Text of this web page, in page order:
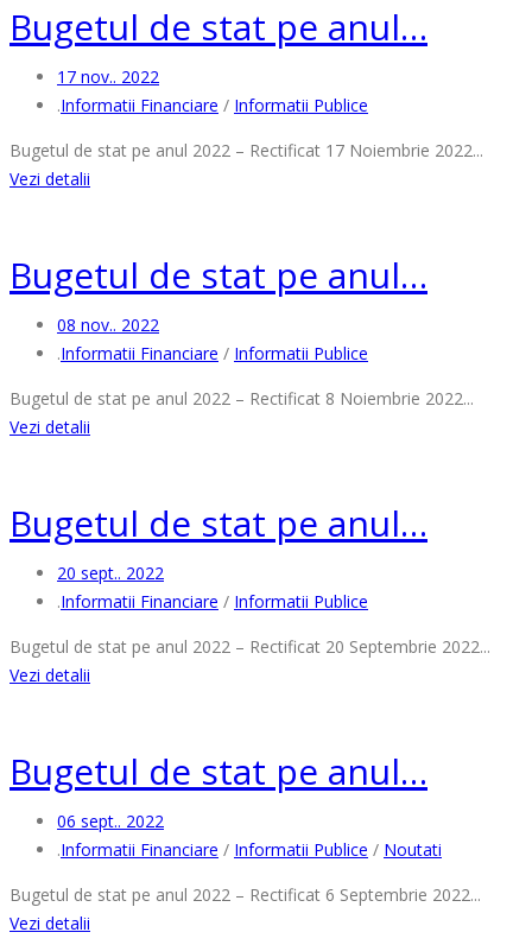
Bugetul de stat pe anul…
17 nov.. 2022
.Informatii Financiare / Informatii Publice
Bugetul de stat pe anul 2022 – Rectificat 17 Noiembrie 2022...
Vezi detalii
Bugetul de stat pe anul…
08 nov.. 2022
.Informatii Financiare / Informatii Publice
Bugetul de stat pe anul 2022 – Rectificat 8 Noiembrie 2022...
Vezi detalii
Bugetul de stat pe anul…
20 sept.. 2022
.Informatii Financiare / Informatii Publice
Bugetul de stat pe anul 2022 – Rectificat 20 Septembrie 2022...
Vezi detalii
Bugetul de stat pe anul…
06 sept.. 2022
.Informatii Financiare / Informatii Publice / Noutati
Bugetul de stat pe anul 2022 – Rectificat 6 Septembrie 2022...
Vezi detalii